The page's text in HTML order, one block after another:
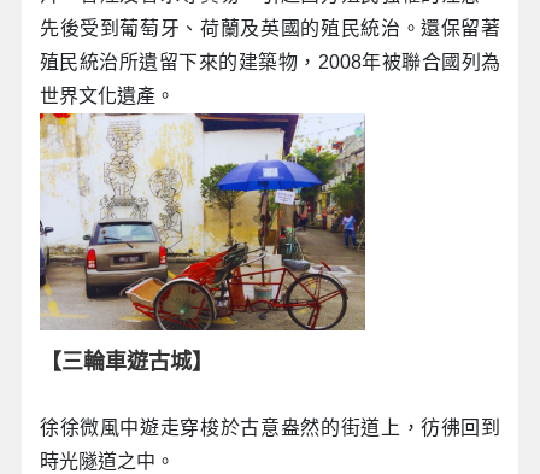
先後受到葡萄牙、荷蘭及英國的殖民統治。還保留著
殖民統治所遺留下來的建築物，2008年被聯合國列為
世界文化遺產。
【三輪車遊古城】
徐徐微風中遊走穿梭於古意盎然的街道上，彷彿回到
時光隧道之中。